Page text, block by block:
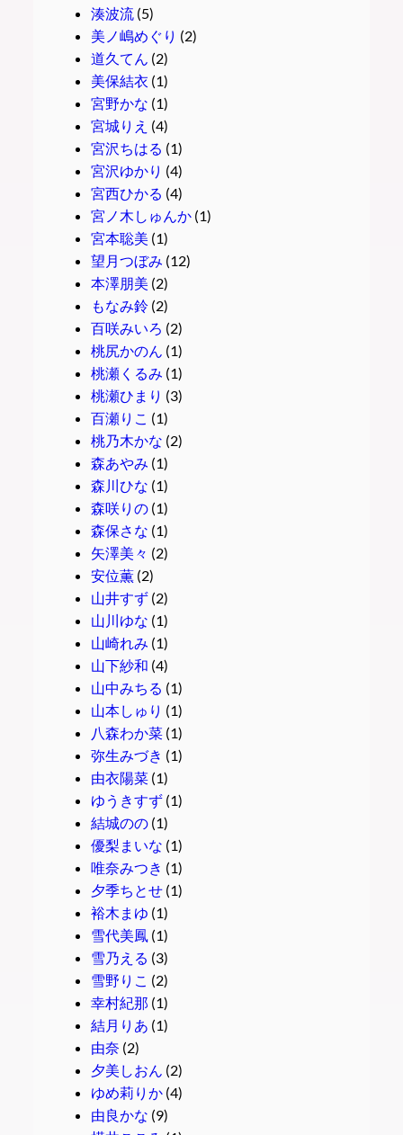
湊波流 (5)
美ノ嶋めぐり (2)
道久てん (2)
美保結衣 (1)
宮野かな (1)
宮城りえ (4)
宮沢ちはる (1)
宮沢ゆかり (4)
宮西ひかる (4)
宮ノ木しゅんか(1)
宮本聡美 (1)
望月つぼみ (12)
本澤朋美 (2)
もなみ鈴(2)
百咲みいろ (2)
桃尻かのん (1)
桃瀬くるみ (1)
桃瀬ひまり (3)
百瀬りこ (1)
桃乃木かな (2)
森あやみ (1)
森川ひな (1)
森咲りの(1)
森保さな (1)
矢澤美々 (2)
安位薫(2)
山井すず(2)
山川ゆな (1)
山崎れみ (1)
山下紗和 (4)
山中みちる (1)
山本しゅり (1)
八森わか菜(1)
弥生みづき (1)
由衣陽菜(1)
ゆうきすず(1)
結城のの(1)
優梨まいな (1)
唯奈みつき (1)
夕季ちとせ(1)
裕木まゆ (1)
雪代美鳳 (1)
雪乃える (3)
雪野りこ (2)
幸村紀那 (1)
結月りあ (1)
由奈 (2)
夕美しおん (2)
ゆめ莉りか(4)
由良かな (9)